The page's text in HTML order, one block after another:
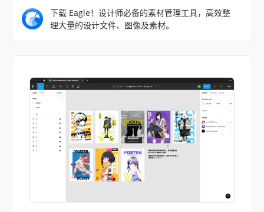
下载 Eagle！设计师必备的素材管理工具，高效整
理大量的设计文件、图像及素材。